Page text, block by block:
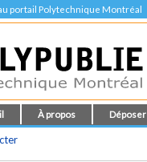
portail Polytechnique Montréal
À propos Déposer